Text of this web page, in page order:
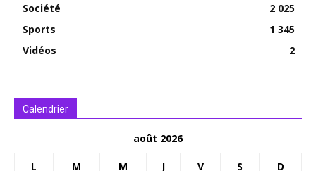
Société
2 025
Sports
1 345
Vidéos
2
Calendrier
août 2026
L M M J V S D